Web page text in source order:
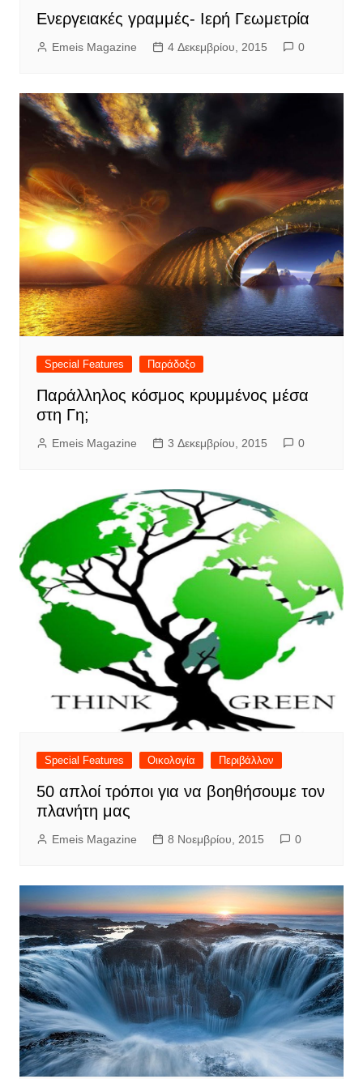
Ενεργειακές γραμμές- Ιερή Γεωμετρία
Emeis Magazine 4 Δεκεμβρίου, 2015 0
Special Features Παράδοξο
Παράλληλος κόσμος κρυμμένος μέσα
στη Γη;
Emeis Magazine 3 Δεκεμβρίου, 2015 0
Special Features Οικολογία Περιβάλλον
50 απλοί τρόποι για να βοηθήσουμε τον
πλανήτη μας
Emeis Magazine 8 Νοεμβρίου, 2015 0